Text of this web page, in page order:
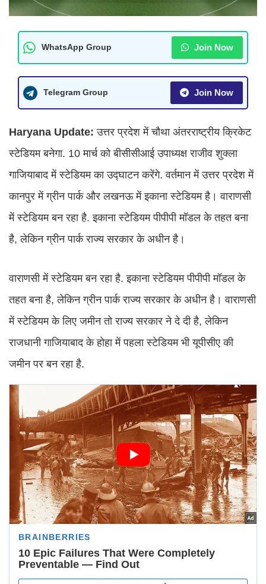
WhatsApp Group Join Now
Telegram Group Join Now
Haryana Update: उत्तर प्रदेश में चौथा अंतरराष्ट्रीय क्रिकेट
स्टेडियम बनेगा. 10 मार्च को बीसीसीआई उपाध्यक्ष राजीव शुक्ला
गाजियाबाद में स्टेडियम का उद्घाटन करेंगे. वर्तमान में उत्तर प्रदेश में
कानपुर में ग्रीन पार्क और लखनऊ में इकाना स्टेडियम है। वाराणसी
में स्टेडियम बन रहा है. इकाना स्टेडियम पीपीपी मॉडल के तहत बना
है, लेकिन ग्रीन पार्क राज्य सरकार के अधीन है।
वाराणसी में स्टेडियम बन रहा है. इकाना स्टेडियम पीपीपी मॉडल के
तहत बना है, लेकिन ग्रीन पार्क राज्य सरकार के अधीन है। वाराणसी
में स्टेडियम के लिए जमीन तो राज्य सरकार ने दे दी है, लेकिन
राजधानी गाजियाबाद के होहा में पहला स्टेडियम भी यूपीसीए की
जमीन पर बन रहा है.